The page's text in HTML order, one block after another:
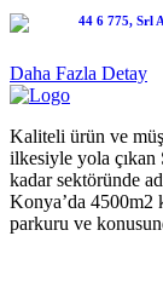
Daha Fazla Detay
Kaliteli ürün ve
ilkesiyle yola
kadar sektöründe
Konya’da 4500m2
parkuru ve